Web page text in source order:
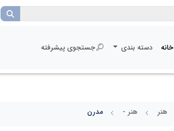
خانه دسته بندی جستجوی پیشرفته
هنر هنر - مدرن